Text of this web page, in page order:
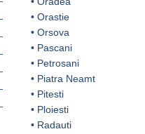
• Orastie
• Orsova
• Pascani
• Petrosani
• Piatra Neamt
• Pitesti
• Ploiesti
• Radauti